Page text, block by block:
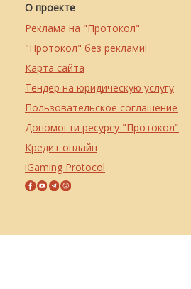
О проекте
Реклама на "Протокол"
"Протокол" без реклами!
Карта сайта
Тендер на юридическую услугу
Пользовательское соглашение
Допомогти ресурсу "Протокол"
Кредит онлайн
iGaming Protocol